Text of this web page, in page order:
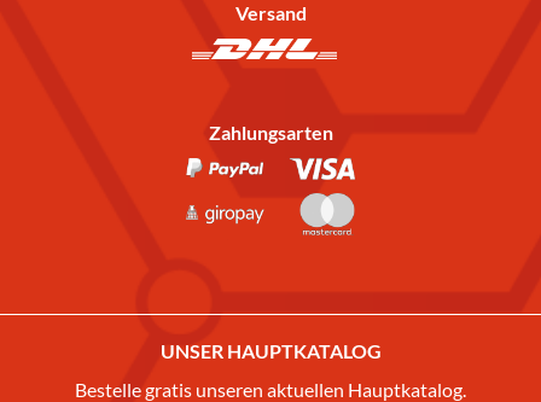
Versand
Zahlungsarten
UNSER HAUPTKATALOG
Bestelle gratis unseren aktuellen Hauptkatalog.